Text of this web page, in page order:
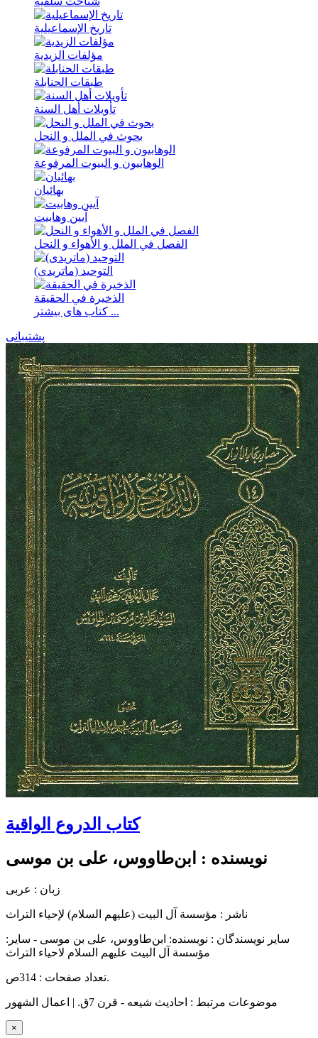
تاریخ الإسماعیلیة
مؤلفات الزیدیة
طبقات الحنابلة
تأویلات أهل السنة
بحوث في الملل و النحل
الوهابیون و البیوت المرفوعة
بهائیان
آیین وهابیت
الفصل في الملل و الأهواء و النحل
التوحید (ماتریدی)
الذخیرة في الحقیقة
کتاب های بیشتر ...
پشتیبانی
کتاب الدروع الواقية
نویسنده :
ابن‌طاووس، علی بن موسی
زبان : عربی
ناشر : مؤسسة آل البیت (علیهم السلام) لإحیاء التراث
سایر نویسندگان : نویسنده: ابن‌طاووس، علی بن موسی - سایر:
مؤسسة آل البیت علیهم السلام لاحیاء التراث
تعداد صفحات : 314ص.
موضوعات مرتبط : احادیث شیعه - قرن 7ق. | اعمال الشهور
×